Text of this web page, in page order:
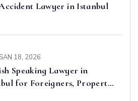
Lawyer in Istanbul
18, 2026
Speaking Lawyer in
for Foreigners, Property,